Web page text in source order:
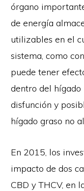
órgano
de energía
utilizables en el
sistema, como
puede tener
dentro del
disfunción y
hígado graso no
En 2015, los
impacto de dos
CBD y THCV, en